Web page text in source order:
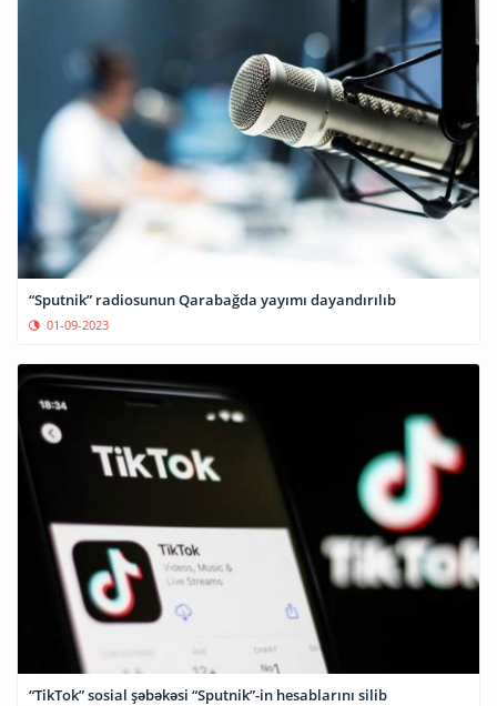
“Sputnik” radiosunun Qarabağda yayımı dayandırılıb
01-09-2023
“TikTok” sosial şəbəkəsi “Sputnik”-in hesablarını silib